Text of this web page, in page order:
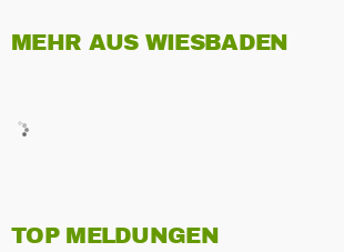
MEHR AUS WIESBADEN
TOP MELDUNGEN